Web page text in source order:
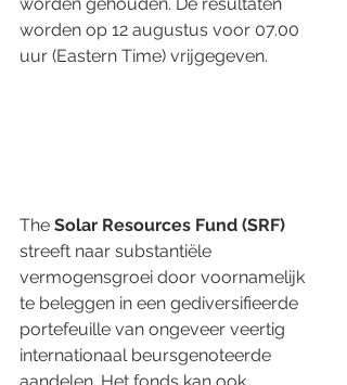
worden op 12 augustus voor 07.00
uur (Eastern Time) vrijgegeven.
The Solar Resources Fund (SRF)
streeft naar substantiële
vermogensgroei door voornamelijk
te beleggen in een gediversifieerde
portefeuille van ongeveer veertig
internationaal beursgenoteerde